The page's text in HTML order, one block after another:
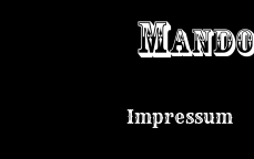
Impressum